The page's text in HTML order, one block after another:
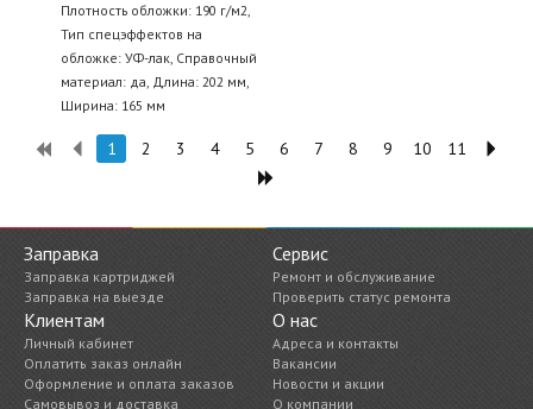
Плотность обложки: 190 г/м2,
Тип спецэффектов на
обложке: УФ-лак, Справочный
материал: да, Длина: 202 мм,
Ширина: 165 мм
1 2 3 4 5 6 7 8 9 10 11
Заправка
Заправка картриджей
Заправка на выезде
Сервис
Ремонт и обслуживание
Проверить статус ремонта
Клиентам
Личный кабинет
Оплатить заказ онлайн
Оформление и оплата заказов
Самовывоз и доставка
О нас
Адреса и контакты
Вакансии
Новости и акции
О компании